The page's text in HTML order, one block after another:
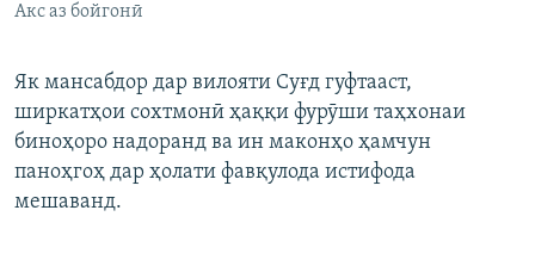
Акс аз бойгонӣ
Як мансабдор дар вилояти Суғд гуфтааст,
ширкатҳои сохтмонӣ ҳаққи фурӯши таҳхонаи
биноҳоро надоранд ва ин маконҳо ҳамчун
паноҳгоҳ дар ҳолати фавқулода истифода
мешаванд.